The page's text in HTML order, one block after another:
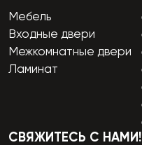
Мебель
Входные двери
Межкомнатные двери
Ламинат
СВЯЖИТЕСЬ С НАМИ!